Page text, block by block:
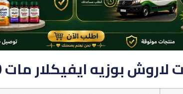
بوزيه ايفيكلار مات 40 مل